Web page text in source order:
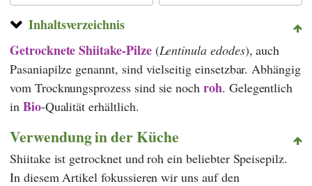
Inhaltsverzeichnis
Getrocknete Shiitake-Pilze(Lentinula edodes), auch
Pasaniapilze genannt, sind vielseitig einsetzbar. Abhängig
vom Trocknungsprozess sind sie nochroh. Gelegentlich
in Bio-Qualität erhältlich.
Verwendung in der Küche
Shiitake ist getrocknet und roh ein beliebter Speisepilz.
In diesem Artikel fokussieren wir uns auf den